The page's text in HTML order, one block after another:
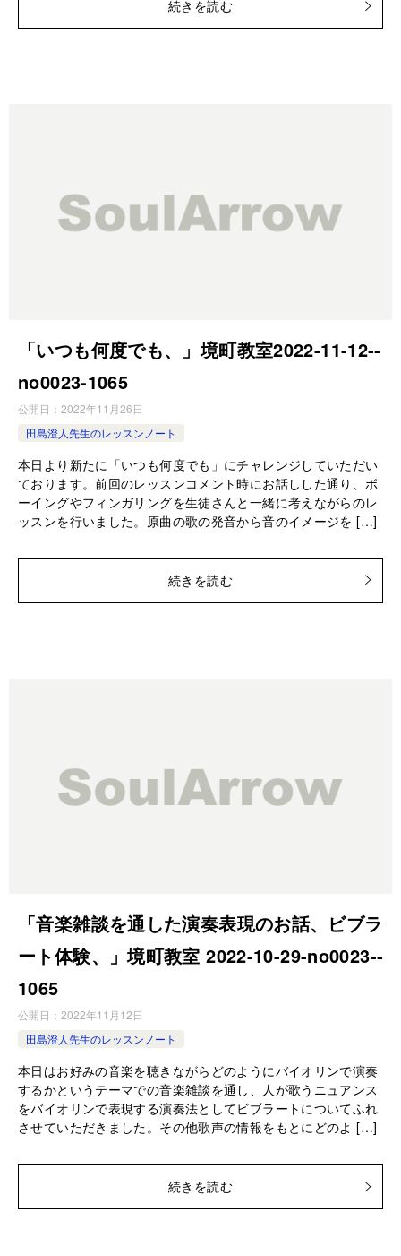
続きを読む
「いつも何度でも、」境町教室2022-11-12-­
no0023-­1065
公開日： 2022年11月26日
田島澄人先生のレッスンノート
本日より新たに「いつも何度でも」にチャレンジしていただい
ております。前回のレッスンコメント時にお話しした通り、ボ
ーイングやフィンガリングを生徒さんと一緒に考えながらのレ
ッスンを行いました。原曲の歌の発音から音のイメージを […]
続きを読む
「音楽雑談を通した演奏表現のお話、ビブラ
ート体験、」境町教室 2022-10-29-­no0023-­
1065
公開日： 2022年11月12日
田島澄人先生のレッスンノート
本日はお好みの音楽を聴きながらどのようにバイオリンで演奏
するかというテーマでの音楽雑談を通し、人が歌うニュアンス
をバイオリンで表現する演奏法としてビブラートについてふれ
させていただきました。その他歌声の情報をもとにどのよ […]
続きを読む